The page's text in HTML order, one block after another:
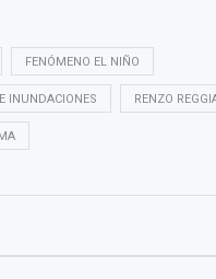
FENÓMENO EL NIÑO
INUNDACIONES RENZO